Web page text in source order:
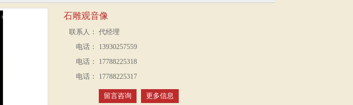
石雕观音像
联系人：
代经理
电话：
13930257559
电话：
17788225318
电话：
17788225317
留言咨询 更多信息